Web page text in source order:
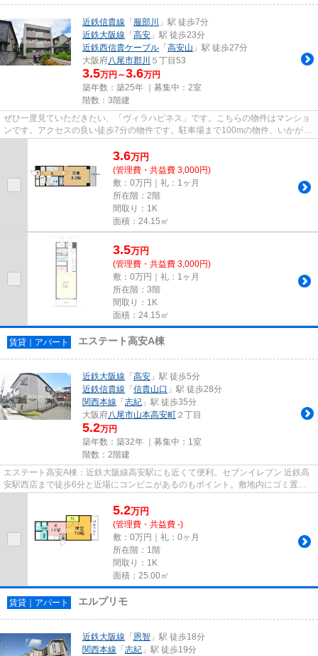
近鉄信貴線 「服部川
」駅 徒歩7分
近鉄大阪線 「高安 」駅 徒歩23分
近鉄西信貴ケーブル 「高安山 」駅 徒歩27分
大阪府八尾市郡川 ５丁目53
3.5万円～3.6万円
築年数：築25年 ｜募集中： 2室
階数：3階建
ぜひ一度見ていただきたい、「ヴィラハピネス」です。こちらの物件はマンショ
ンです。アクセスの良い徒歩7分の物件です。駐車場まで100mの物件、いかがで
しょうか。できるだけ早めに不...
3.6万円
(管理費・共益費 3,000円)
敷：0万円｜礼：1ヶ月
所在階：2階
間取り：1K
面積：24.15㎡
3.5万円
(管理費・共益費 3,000円)
敷：0万円｜礼：1ヶ月
所在階：3階
間取り：1K
面積：24.15㎡
賃貸｜アパート エステート高安A棟
近鉄大阪線 「高安 」駅 徒歩5分
近鉄信貴線 「信貴山口 」駅 徒歩28分
関西本線 「志紀 」駅 徒歩35分
大阪府八尾市山本高安町 ２丁目
5.2万円
築年数：築32年 ｜募集中： 1室
階数：2階建
エステート高安A棟：近鉄大阪線高安駅にも近くて便利。セブンイレブン 近鉄高
安駅西店まで徒歩6分と近場にコンビニがあるのもポイント。敷地内にゴミ置き
場を備えているので敷地外に出...
5.2万円
(管理費・共益費 -)
敷：0万円｜礼：0ヶ月
所在階：1階
間取り：1K
面積：25.00㎡
賃貸｜アパート エルプリモ
近鉄大阪線 「恩智 」駅 徒歩18分
関西本線 「志紀 」駅 徒歩19分